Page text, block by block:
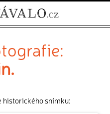
historického snímku: